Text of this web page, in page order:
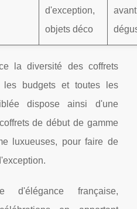
d'exception,
objets déco
avant
la diversité des coffrets
les budgets et toutes les
dispose ainsi d'une
de début de gamme
luxueuses, pour faire de
d'élégance française,